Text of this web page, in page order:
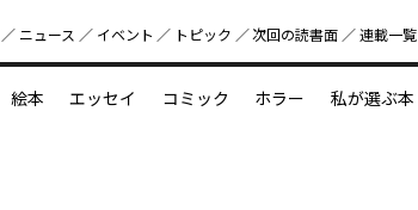
好書好日
ニュース イベント トピック 次回の読書⾯ 連載一覧
絵本 エッセイ コミック ホラー 私が選ぶ本